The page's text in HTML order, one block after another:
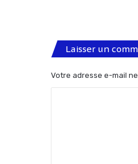
Laisser un
Votre adresse e-mail